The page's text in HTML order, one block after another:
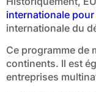
internationale
internationale du
Ce programme de
continents. Il est
entreprises